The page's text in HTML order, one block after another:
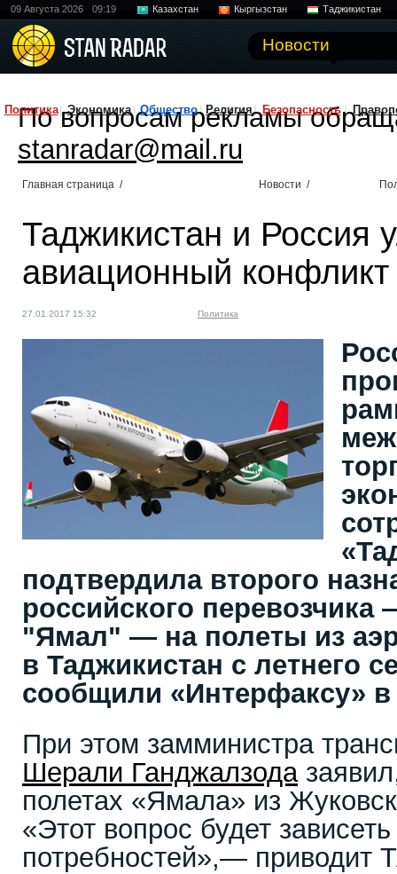
09 Августа 2026 09:19 Казахстан Кыргызстан Таджикистан
Новости
Политика Экономика Общество Религия Безопасность
По вопросам рекламы
stanradar@mail.ru
Главная страница / Новости /
Таджикистан и Россия
авиационный конфликт
27.01.2017 15:32 Политика
подтвердила второго
российского
"Ямал" — на полеты из
в Таджикистан с летнего
сообщили «Интерфаксу»
При этом замминистра
Шерали Ганджалзода
полетах «Ямала» из
«Этот вопрос будет
потребностей»,— приводит